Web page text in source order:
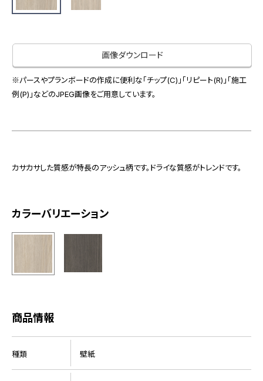
お役立ち資料
サンプル・カタログ請求／お問い合わせ（ビジネスのお客様）
スペースソリューション事業
オフィスソリューション事業
会社情報
画像ダウンロード
※パースやプランボードの作成に便利な「チップ(C)」「リピート(R)」「施工
例(P)」などのJPEG画像をご用意しています。
カサカサした質感が特長のアッシュ柄です。ドライな質感がトレンドです。
カラーバリエーション
商品情報
種類 壁紙